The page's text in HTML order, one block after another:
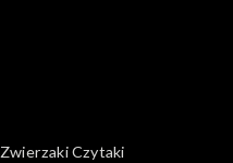
Zwierzaki Czytaki